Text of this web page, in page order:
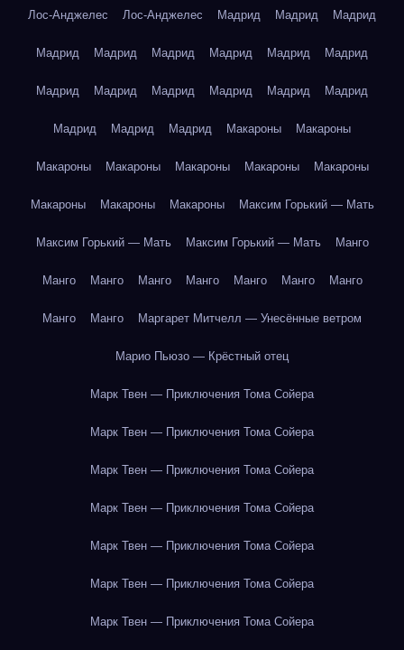
Лос-Анджелес Лос-Анджелес Мадрид Мадрид Мадрид
Мадрид Мадрид Мадрид Мадрид Мадрид Мадрид
Мадрид Мадрид Мадрид Мадрид Мадрид Мадрид
Мадрид Мадрид Мадрид Макароны Макароны
Макароны Макароны Макароны Макароны Макароны
Макароны Макароны Макароны Максим Горький — Мать
Максим Горький — Мать Максим Горький — Мать Манго
Манго Манго Манго Манго Манго Манго Манго
Манго Манго Маргарет Митчелл — Унесённые ветром
Марио Пьюзо — Крёстный отец
Марк Твен — Приключения Тома Сойера
Марк Твен — Приключения Тома Сойера
Марк Твен — Приключения Тома Сойера
Марк Твен — Приключения Тома Сойера
Марк Твен — Приключения Тома Сойера
Марк Твен — Приключения Тома Сойера
Марк Твен — Приключения Тома Сойера